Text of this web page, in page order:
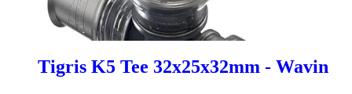
Tigris K5 Tee 32x25x32mm - Wavin